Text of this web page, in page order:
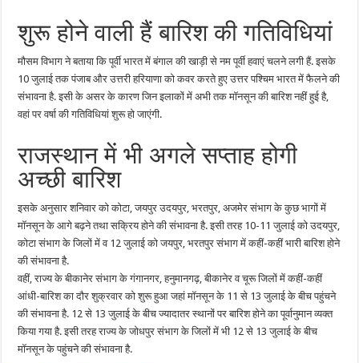
शुरू होने वाली हैं बारिश की गतिविधियां
मौसम विभाग ने बताया कि पूर्वी भारत में बंगाल की खाड़ी से नम पूर्वी हवाएं चलने लगी हैं. इसके
10 जुलाई तक पंजाब और उत्तरी हरियाणा को कवर करते हुए उत्तर पश्चिम भारत में फैलने की
संभावना है. इसी के असर के कारण जिन इलाकों में अभी तक मॉनसून की बारिश नहीं हुई है,
वहां पर वर्षा की गतिविधियां शुरू हो जाएंगी.
राजस्थान में भी अगले सप्ताह होगी
अच्छी बारिश
इसके अनुसार शनिवार को कोटा, जयपुर उदयपुर, भरतपुर, अजमेर संभाग के कुछ भागों में
मॉनसून के आगे बढ़ने तथा सक्रिय होने की संभावना है. इसी तरह 10-11 जुलाई को उदयपुर,
कोटा संभाग के जिलों में व 12 जुलाई को जयपुर, भरतपुर संभाग में कहीं-कहीं भारी बारिश होने
की संभावना है.
वहीं, राज्य के बीकानेर संभाग के गंगानगर, हनुमानगढ़, बीकानेर व चूरू जिलों में कहीं-कहीं
आंधी-बारिश का दौर शुक्रवार को शुरू हुआ जहां मॉनसून के 11 से 13 जुलाई के बीच पहुंचने
की संभावना है. 12 से 13 जुलाई के बीच ज्यादातर स्थानों पर बारिश होने का पूर्वानुमान व्यक्त
किया गया है. इसी तरह राज्य के जोधपुर संभाग के जिलों में भी 12 से 13 जुलाई के बीच
मॉनसून के पहुंचने की संभावना है.